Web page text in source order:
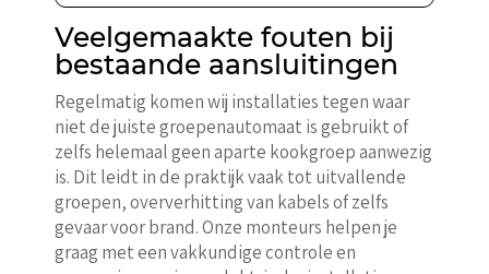
Veelgemaakte fouten bij
bestaande aansluitingen
Regelmatig komen wij installaties tegen waar
niet de juiste groepenautomaat is gebruikt of
zelfs helemaal geen aparte kookgroep aanwezig
is. Dit leidt in de praktijk vaak tot uitvallende
groepen, oververhitting van kabels of zelfs
gevaar voor brand. Onze monteurs helpen je
graag met een vakkundige controle en